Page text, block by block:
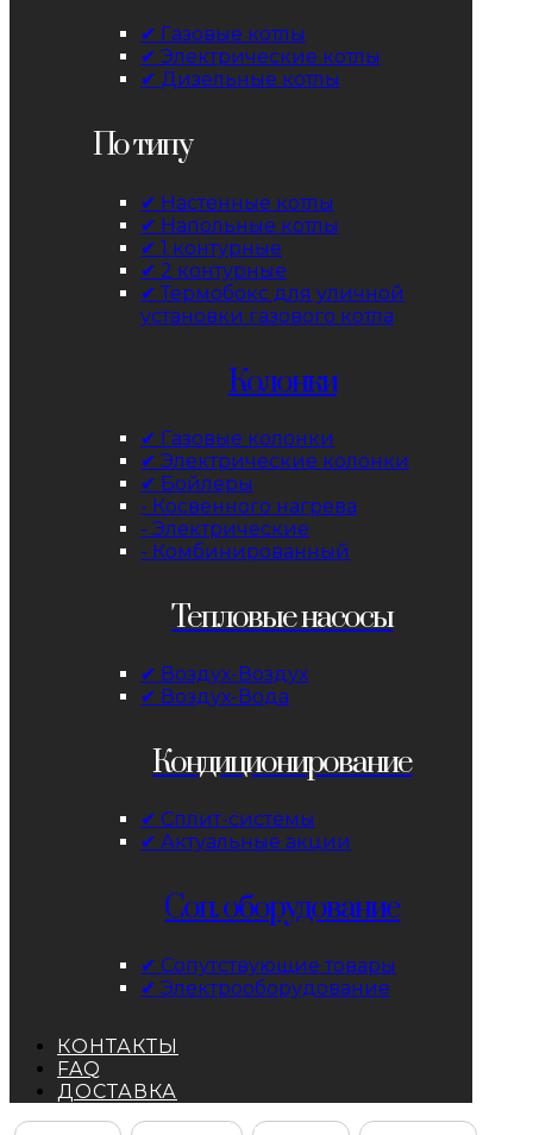
✔ Газовые котлы
✔ Электрические котлы
✔ Дизельные котлы
По типу
✔ Настенные котлы
✔ Напольные котлы
✔ 1 контурные
✔ 2 контурные
✔ Термобокс для уличной
установки газового котла
Колонки
✔ Газовые колонки
✔ Электрические колонки
✔ Бойлеры
- Косвенного нагрева
- Электрические
- Комбинированный
Тепловые насосы
✔ Воздух-Воздух
✔ Воздух-Вода
Кондиционирование
✔ Сплит-системы
✔ Актуальные акции
Соп. оборудование
✔ Сопутствующие товары
✔ Электрооборудование
КОНТАКТЫ
FAQ
ДОСТАВКА